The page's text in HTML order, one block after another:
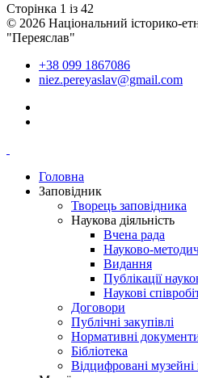
Сторінка 1 із 42
© 2026 Національний історико-
"Переяслав"
+38 099 1867086
niez.pereyaslav@gmail.com
Головна
Заповідник
Творець заповідника
Наукова діяльність
Вчена рада
Науково-
Видання
Публікації
Наукові
Договори
Публічні закупівлі
Нормативні
Бібліотека
Відцифровані